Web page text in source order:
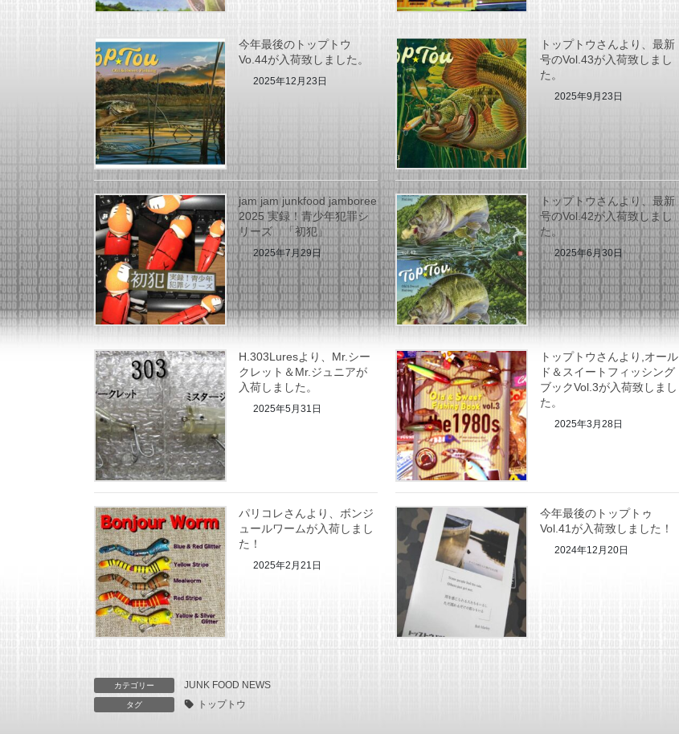
今年最後のトップトウ
Vo.44が入荷致しました。
2025年12月23日
トップトウさんより、最新
号のVol.43が入荷致しまし
た。
2025年9月23日
jam jam junkfood jamboree
2025 実録！青少年犯罪シ
リーズ 「初犯」
2025年7月29日
トップトウさんより、最新
号のVol.42が入荷致しまし
た。
2025年6月30日
H.303Luresより、Mr.シー
クレット＆Mr.ジュニアが
入荷しました。
2025年5月31日
トップトウさんより,オール
ド＆スイートフィッシング
ブックVol.3が入荷致しまし
た。
2025年3月28日
パリコレさんより、ボンジ
ュールワームが入荷しまし
た！
2025年2月21日
今年最後のトップトゥ
Vol.41が入荷致しました！
2024年12月20日
カテゴリー JUNK FOOD NEWS
タグ トップトウ